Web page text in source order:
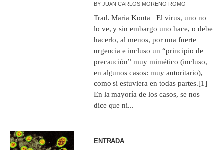
BYJUAN CARLOS MORENO ROMO
Trad. Maria Konta El virus, uno no
lo ve, y sin embargo uno hace, o debe
hacerlo, al menos, por una fuerte
urgencia e incluso un “principio de
precaución” muy mimético (incluso,
en algunos casos: muy autoritario),
como si estuviera en todas partes.[1]
En la mayoría de los casos, se nos
dice que ni...
ENTRADA